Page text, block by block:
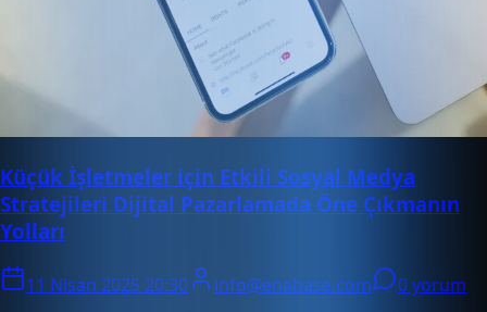
Küçük İşletmeler için Etkili Sosyal Medya
Stratejileri Dijital Pazarlamada Öne Çıkmanın
Yolları
11 Nisan 2025 20:30 info@enabase.com
0 yorum